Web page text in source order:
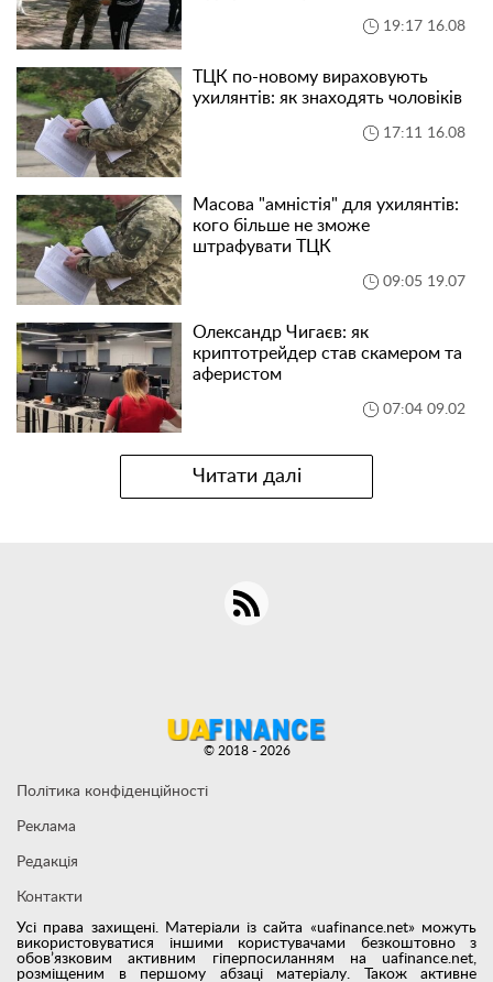
19:17 16.08
ТЦК по-новому вираховують
ухилянтів: як знаходять чоловіків
17:11 16.08
Масова "амністія" для ухилянтів:
кого більше не зможе
штрафувати ТЦК
09:05 19.07
Олександр Чигаєв: як
криптотрейдер став скамером та
аферистом
07:04 09.02
Читати далі
Усі права захищені. Матеріали із сайта «uafinance.net» можуть
використовуватися іншими користувачами безкоштовно з
обов’язковим активним гіперпосиланням на uafinance.net,
розміщеним в першому абзаці матеріалу. Також активне
Політика конфіденційності
Реклама
Редакція
Контакти
© 2018 - 2026